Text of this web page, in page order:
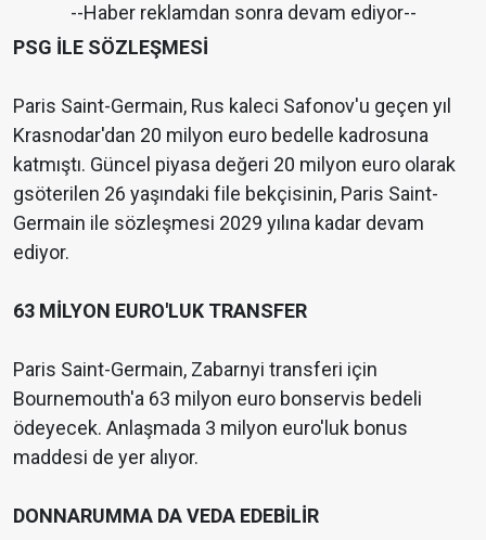
--Haber reklamdan sonra devam ediyor--
PSG İLE SÖZLEŞMESİ
Paris Saint-Germain, Rus kaleci Safonov'u geçen yıl
Krasnodar'dan 20 milyon euro bedelle kadrosuna
katmıştı. Güncel piyasa değeri 20 milyon euro olarak
gsöterilen 26 yaşındaki file bekçisinin, Paris Saint-
Germain ile sözleşmesi 2029 yılına kadar devam
ediyor.
63 MİLYON EURO'LUK TRANSFER
Paris Saint-Germain, Zabarnyi transferi için
Bournemouth'a 63 milyon euro bonservis bedeli
ödeyecek. Anlaşmada 3 milyon euro'luk bonus
maddesi de yer alıyor.
DONNARUMMA DA VEDA EDEBİLİR